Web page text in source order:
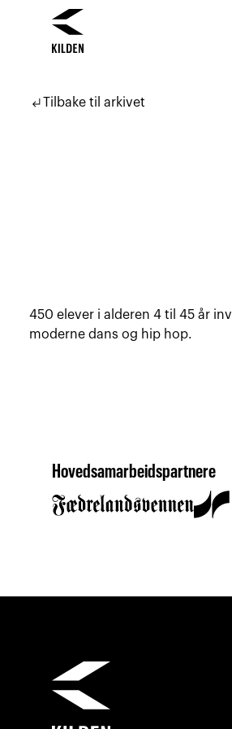
innhold
navigasjon
subdirectory_arrow_leftTilbake til arkivet
450 elever i alderen 4 til 45 år
moderne dans og hip hop.
Hovedsamarbeidspartnere